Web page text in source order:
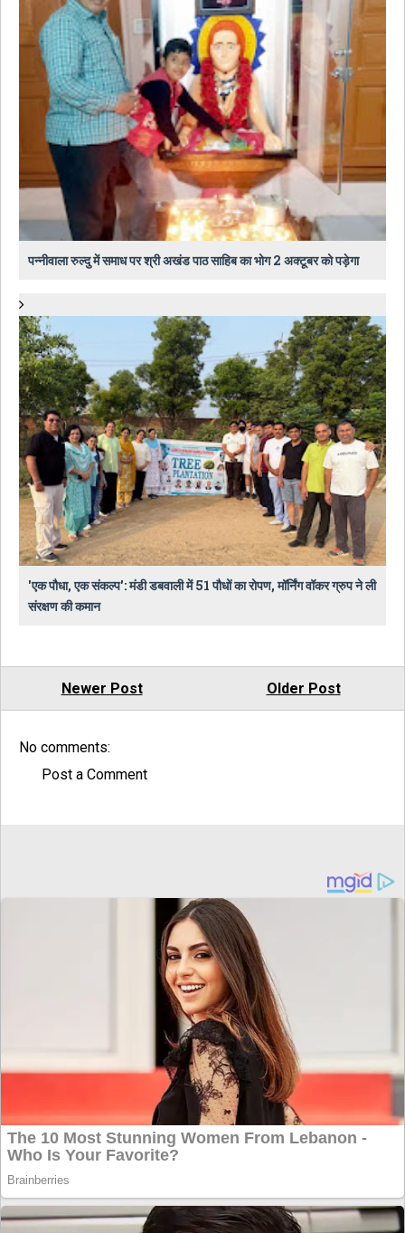
पन्नीवाला रुल्दु में समाध पर श्री अखंड पाठ साहिब का भोग 2 अक्टूबर को पड़ेगा
​'एक पौधा, एक संकल्प': मंडी डबवाली में 51 पौधों का रोपण, मॉर्निंग वॉकर ग्रुप ने ली
संरक्षण की कमान
Newer Post Older Post
No comments:
Post a Comment